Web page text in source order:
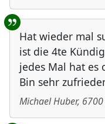
Hat wieder mal
ist die 4te
jedes Mal hat es
Bin sehr
Michael Huber, 6700